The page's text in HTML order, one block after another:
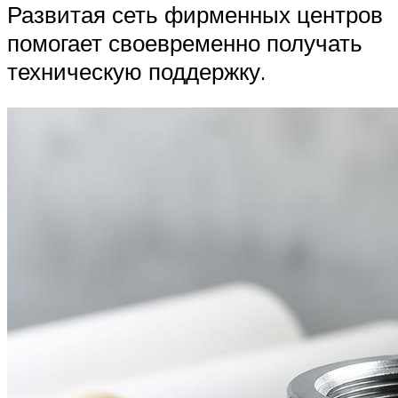
Развитая сеть фирменных центров
помогает своевременно получать
техническую поддержку.